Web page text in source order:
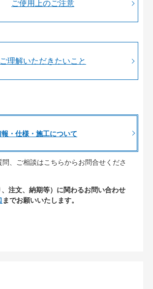
ご使用上のご注意
ご理解いただきたいこと
・仕様・施工について
、ご相談はこちらからお問合せくださ
注文、納期等）に関わるお問い合わせ
までお願いいたします。